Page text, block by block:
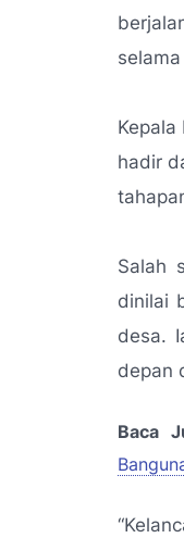
hadir
Salah
dinilai
desa.
depan
Baca